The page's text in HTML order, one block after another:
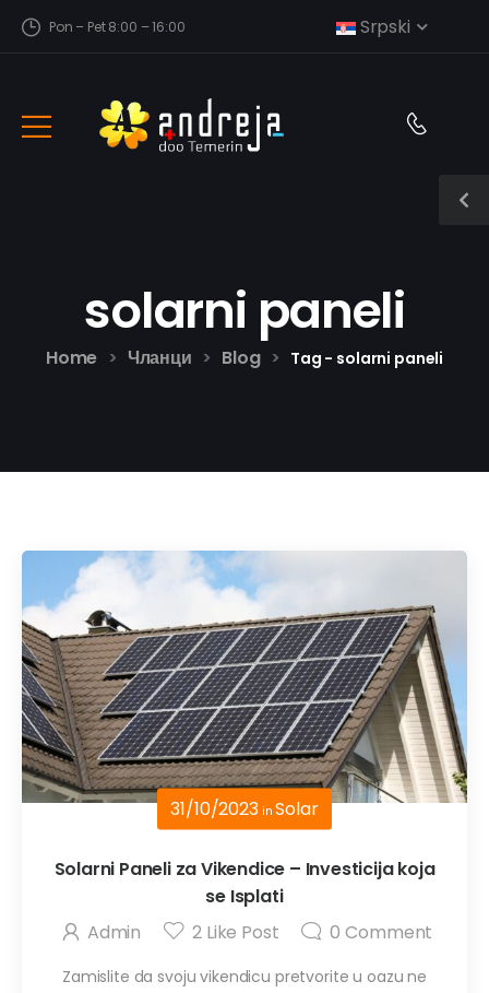
Pon – Pet 8:00 – 16:00 Srpski
solarni paneli
Home > Чланци > Blog > Tag - solarni paneli
31/10/2023inSolar
Solarni Paneli za Vikendice – Investicija koja
se Isplati
Admin
2Like Post 0 Comment
Zamislite da svoju vikendicu pretvorite u oazu ne